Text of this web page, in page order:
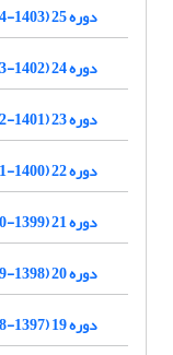
دوره 25 (1403-1404)
دوره 24 (1402-1403)
دوره 23 (1401-1402)
دوره 22 (1400-1401)
دوره 21 (1399-1400)
دوره 20 (1398-1399)
دوره 19 (1397-1398)